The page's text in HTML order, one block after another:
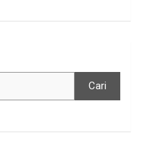
Cari